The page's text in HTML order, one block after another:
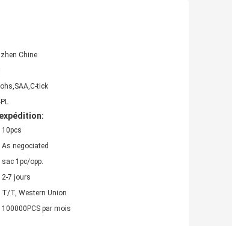
Chine
tick
10pcs
As negociated
sac 1pc/opp.
2-7 jours
T/T, Western Union
100000PCS par mois